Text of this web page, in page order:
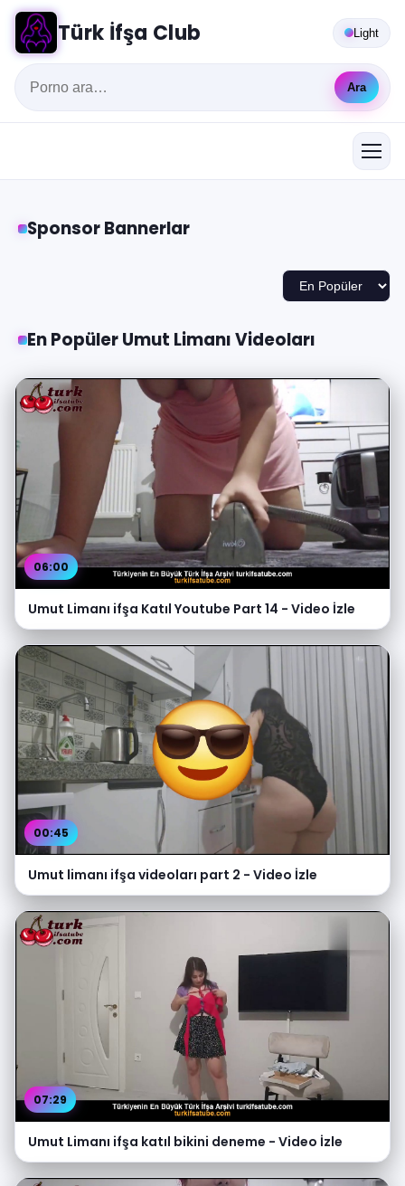
Türk İfşa Club
Ara
Light
Sponsor Bannerlar
En Popüler Umut Limanı Videoları
06:00
Umut Limanı ifşa Katıl Youtube Part 14 - Video İzle
00:45
Umut limanı ifşa videoları part 2 - Video İzle
07:29
Umut Limanı ifşa katıl bikini deneme - Video İzle